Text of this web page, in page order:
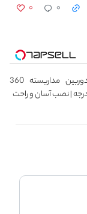
۰ ۰
دوربین مداربسته 360
| نصب آسان و راحت